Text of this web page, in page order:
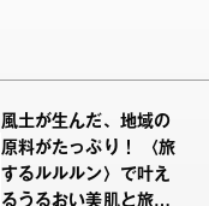
風土が生んだ、地域の
原料がたっぷり！ 〈旅
するルルルン〉で叶え
るうるおい美肌と旅の